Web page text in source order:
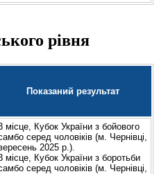
рівня
Показаний результат
місце, Кубок України з бойового
серед чоловіків (м. Чернівці,
2025 р.).
місце, Кубок України з боротьби
серед чоловіків (м. Чернівці,